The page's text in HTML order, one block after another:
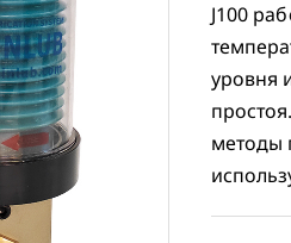
J100
уровня
методы